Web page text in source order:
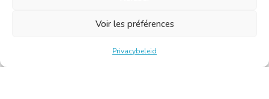
Voir les préférences
Privacybeleid